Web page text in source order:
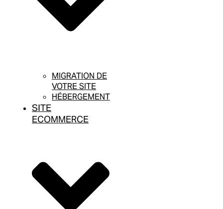
MIGRATION DE
VOTRE SITE
HÉBERGEMENT
SITE
ECOMMERCE